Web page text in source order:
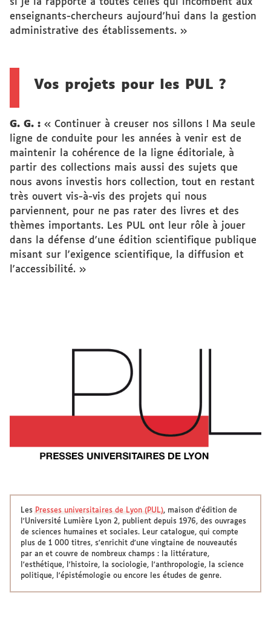
si je la rapporte à toutes celles qui incombent aux
enseignants-chercheurs aujourd'hui dans la gestion
administrative des établissements. »
Vos projets pour les PUL ?
G. G. : « Continuer à creuser nos sillons ! Ma seule
ligne de conduite pour les années à venir est de
maintenir la cohérence de la ligne éditoriale, à
partir des collections mais aussi des sujets que
nous avons investis hors collection, tout en restant
très ouvert vis-à-vis des projets qui nous
parviennent, pour ne pas rater des livres et des
thèmes importants. Les PUL ont leur rôle à jouer
dans la défense d'une édition scientifique publique
misant sur l'exigence scientifique, la diffusion et
l'accessibilité. »
Les Presses universitaires de Lyon (PUL), maison d'édition de
l'Université Lumière Lyon 2, publient depuis 1976, des ouvrages
de sciences humaines et sociales. Leur catalogue, qui compte
plus de 1 000 titres, s'enrichit d'une vingtaine de nouveautés
par an et couvre de nombreux champs : la littérature,
l'esthétique, l'histoire, la sociologie, l'anthropologie, la science
politique, l'épistémologie ou encore les études de genre.